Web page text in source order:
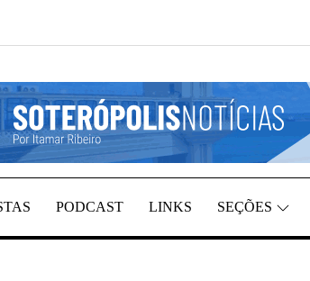
RIBEIRO
PODCAST LINKS SEÇÕES